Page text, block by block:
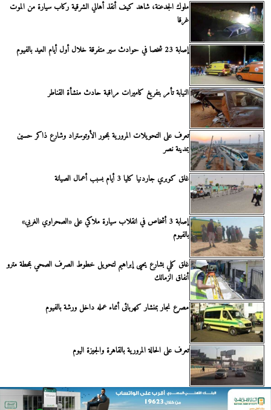
ملوك الجدعنة، شاهد كيف أنقذ أهالي الشرقية ركاب سيارة من الموت
غرقا
إصابة 23 شخصا في حوادث سير متفرقة خلال أول أيام العيد بالفيوم
النيابة تأمر بتفريغ كاميرات مراقبة حادث منشأة القناطر
تعرف على التحويلات المرورية بمحور الأوتوستراد وشارع ذاكر حسين
بمدينة نصر
غلق كوبري جاردنيا كليا 3 أيام بسبب أعمال الصيانة
إصابة 3 أشخاص في انقلاب سيارة ملاكي على «الصحراوي الغربي»
بالفيوم
غلق كلي بشارع يحيى إبراهيم لتحويل خطوط الصرف الصحي بمحطة مترو
أنفاق الزمالك
مصرع نجار بمنشار كهربائى أثناء عمله داخل ورشة بالفيوم
تعرف على الحالة المرورية بالقاهرة والجيزة اليوم